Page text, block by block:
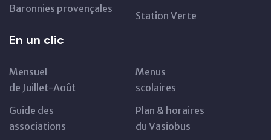
Baronnies provençales
Station Verte
En un clic
Mensuel
de Juillet-Août
Menus
scolaires
Guide des
associations
Plan & horaires
du Vasiobus